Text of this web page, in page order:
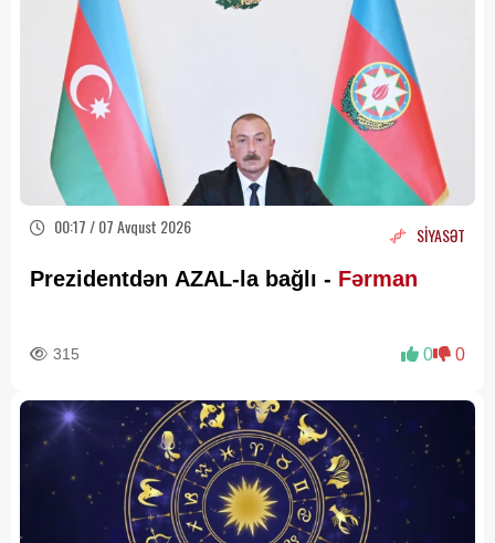
00:17 / 07 Avqust 2026 SİYASƏT
Prezidentdən AZAL-la bağlı - Fərman
315 0 0